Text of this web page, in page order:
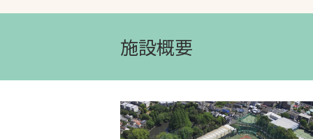
施設概要